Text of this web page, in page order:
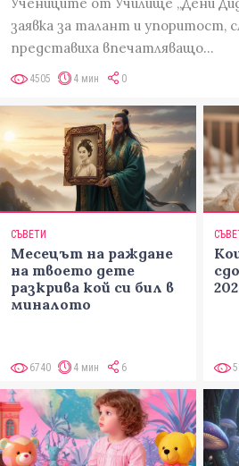
заявка за талант и упоритост,
представиха впечатляващо…
4505 4 мин 0
СЪВЕТИ
Месецът на раждане
на твоето дете
разкрива кой си бил в
миналото
6740 4 мин 6